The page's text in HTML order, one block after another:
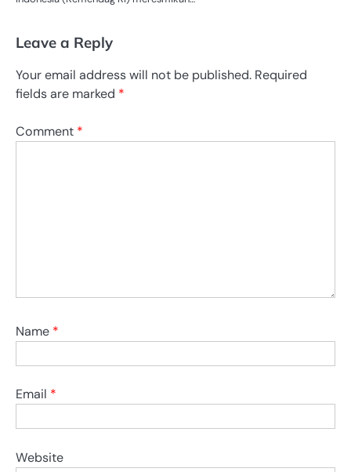
Leave a Reply
Your email address will not be published. Required
fields are marked *
Comment *
Name *
Email *
Website